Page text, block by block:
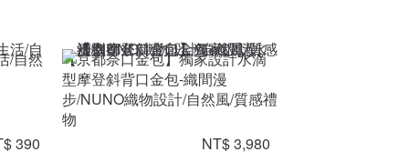
/自然
390
【京都奈口金包】獨家設計水滴
型摩登斜背口金包-織間漫
步/NUNO織物設計/自然風/質感禮
物
NT$ 3,980